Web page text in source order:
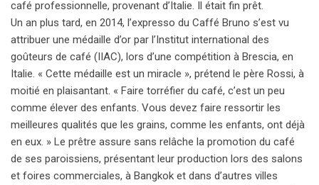
café professionnelle, provenant d’Italie. Il était fin prêt.
Un an plus tard, en 2014, l’expresso du Caffé Bruno s’est vu
attribuer une médaille d’or par l’Institut international des
goûteurs de café (IIAC), lors d’une compétition à Brescia, en
Italie. « Cette médaille est un miracle », prétend le père Rossi, à
moitié en plaisantant. « Faire torréfier du café, c’est un peu
comme élever des enfants. Vous devez faire ressortir les
meilleures qualités que les grains, comme les enfants, ont déjà
en eux. » Le prêtre assure sans relâche la promotion du café
de ses paroissiens, présentant leur production lors des salons
et foires commerciales, à Bangkok et dans d’autres villes